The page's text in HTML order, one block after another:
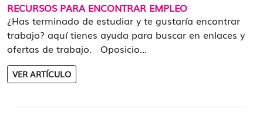
RECURSOS PARA ENCONTRAR EMPLEO
¿Has terminado de estudiar y te gustaría encontrar
trabajo? aquí tienes ayuda para buscar en enlaces y
ofertas de trabajo. Oposicio...
VER ARTÍCULO